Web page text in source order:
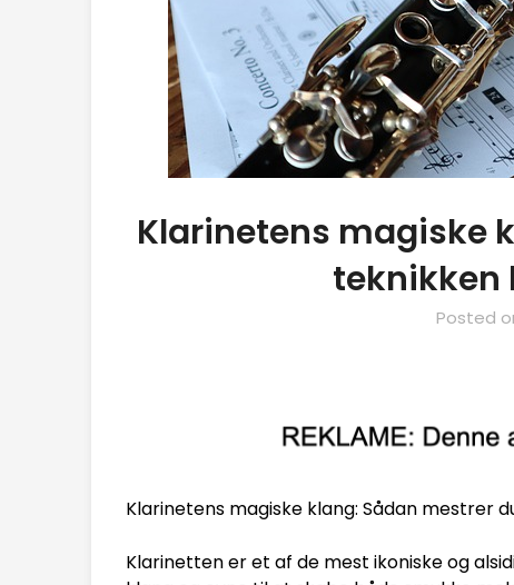
Klarinetens magiske
teknikken
Posted
Klarinetens magiske klang: Sådan mestrer
Klarinetten er et af de mest ikoniske og